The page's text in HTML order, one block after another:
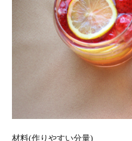
材料(作りやすい分量)